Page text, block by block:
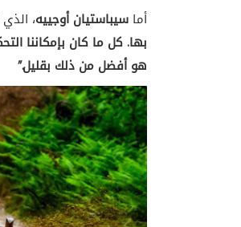
أما سيباستيان أوجييه،
بها. كل ما كان بإمكاننا
هو أفضل من ذلك بقليل.”